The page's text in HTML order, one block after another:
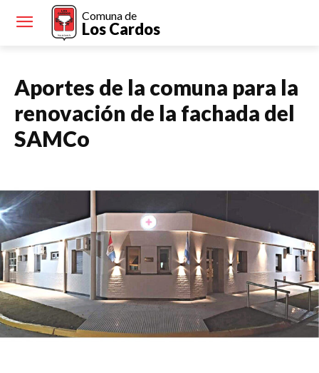
Comuna de
Los Cardos
Aportes de la comuna para la
renovación de la fachada del
SAMCo